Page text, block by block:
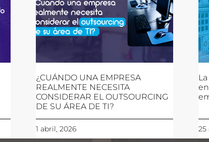
¿CUÁNDO UNA EMPRESA
REALMENTE NECESITA
CONSIDERAR EL OUTSOURCING
DE SU ÁREA DE TI?
1 abril, 2026 25